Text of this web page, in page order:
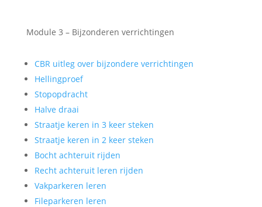
Module 3 – Bijzonderen verrichtingen
CBR uitleg over bijzondere verrichtingen
Hellingproef
Stopopdracht
Halve draai
Straatje keren in 3 keer steken
Straatje keren in 2 keer steken
Bocht achteruit rijden
Recht achteruit leren rijden
Vakparkeren leren
Fileparkeren leren